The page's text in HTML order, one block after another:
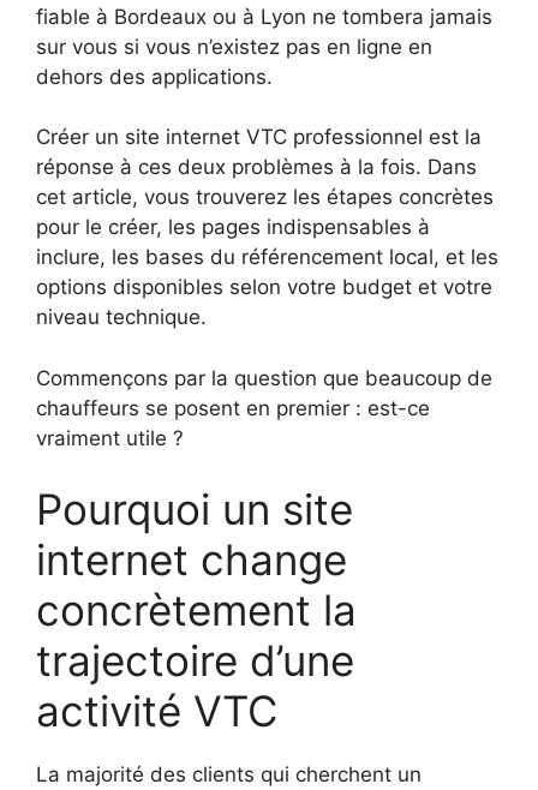
fiable à Bordeaux ou à Lyon ne tombera jamais
sur vous si vous n’existez pas en ligne en
dehors des applications.
Créer un site internet VTC professionnel est la
réponse à ces deux problèmes à la fois. Dans
cet article, vous trouverez les étapes concrètes
pour le créer, les pages indispensables à
inclure, les bases du référencement local, et les
options disponibles selon votre budget et votre
niveau technique.
Commençons par la question que beaucoup de
chauffeurs se posent en premier : est-ce
vraiment utile ?
Pourquoi un site
internet change
concrètement la
trajectoire d’une
activité VTC
La majorité des clients qui cherchent un